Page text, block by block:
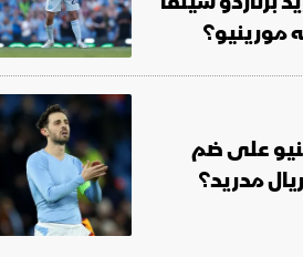
مورينيو؟
على ضم
مدريد؟